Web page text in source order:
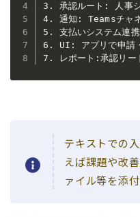
3. 承認ルート: 人事シ
4. 通知: Teamsチャネ
5. 支払いシステム連
6. UI: アプリで申請・
7. レポート:承認リー
テキストでの
えば課題や改
ァイル等を添